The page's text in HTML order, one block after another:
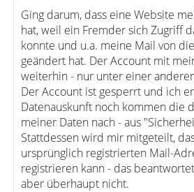
Ging darum, dass eine Website
hat, weil ein Fremder sich Zugriff
konnte und u.a. meine Mail von
geändert hat. Der Account mit
weiterhin - nur unter einer
Der Account ist gesperrt und ich
Datenauskunft noch kommen die
meiner Daten nach - aus
Stattdessen wird mir mitgeteilt,
ursprünglich registrierten Mail-
registrieren kann - das
aber überhaupt nicht.